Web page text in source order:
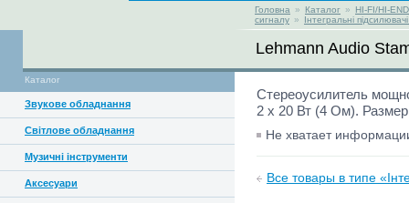
Головна » Каталог »
HI-FI/HI-
сигналу » Інтегральні
Lehmann Audio
Каталог
Звукове обладнання
Світлове обладнання
Музичні інструменти
Аксесуари
Стереоусилитель
2 х 20 Вт (4 Ом).
Не хватает
Все товары в типе